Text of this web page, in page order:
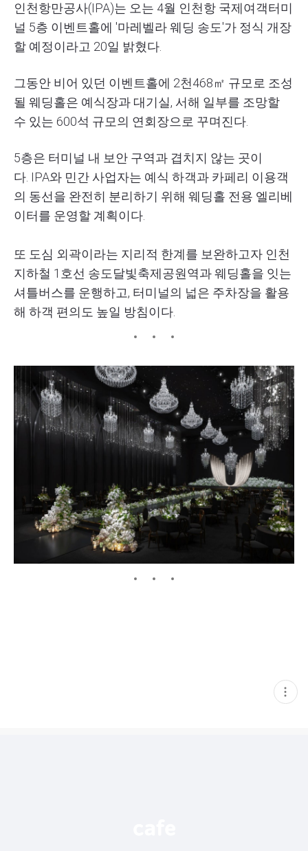
인천항만공사(IPA)는 오는 4월 인천항 국제여객터미
널 5층 이벤트홀에 '마레벨라 웨딩 송도'가 정식 개장
할 예정이라고 20일 밝혔다.
그동안 비어 있던 이벤트홀에 2천468㎡ 규모로 조성
될 웨딩홀은 예식장과 대기실, 서해 일부를 조망할
수 있는 600석 규모의 연회장으로 꾸며진다.
5층은 터미널 내 보안 구역과 겹치지 않는 곳이
다. IPA와 민간 사업자는 예식 하객과 카페리 이용객
의 동선을 완전히 분리하기 위해 웨딩홀 전용 엘리베
이터를 운영할 계획이다.
또 도심 외곽이라는 지리적 한계를 보완하고자 인천
지하철 1호선 송도달빛축제공원역과 웨딩홀을 잇는
셔틀버스를 운행하고, 터미널의 넓은 주차장을 활용
해 하객 편의도 높일 방침이다.
현
재